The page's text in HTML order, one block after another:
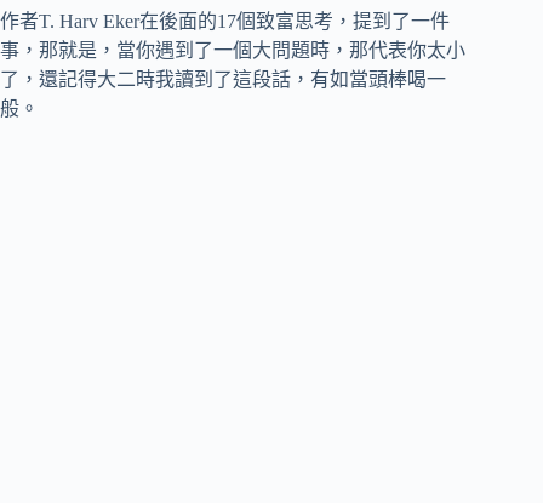
作者T. Harv Eker在後面的17個致富思考，提到了一件
事，那就是，當你遇到了一個大問題時，那代表你太小
了，還記得大二時我讀到了這段話，有如當頭棒喝一
般。